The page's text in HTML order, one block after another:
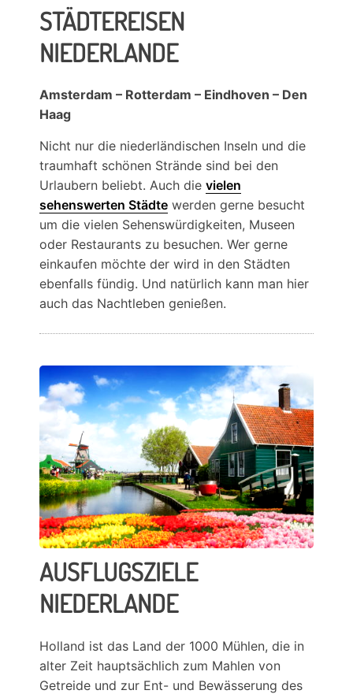
STÄDTEREISEN
NIEDERLANDE
Amsterdam – Rotterdam – Eindhoven – Den
Haag
Nicht nur die niederländischen Inseln und die
traumhaft schönen Strände sind bei den
Urlaubern beliebt. Auch die vielen
sehenswerten Städte werden gerne besucht
um die vielen Sehenswürdigkeiten, Museen
oder Restaurants zu besuchen. Wer gerne
einkaufen möchte der wird in den Städten
ebenfalls fündig. Und natürlich kann man hier
auch das Nachtleben genießen.
AUSFLUGSZIELE
NIEDERLANDE
Holland ist das Land der 1000 Mühlen, die in
alter Zeit hauptsächlich zum Mahlen von
Getreide und zur Ent- und Bewässerung des